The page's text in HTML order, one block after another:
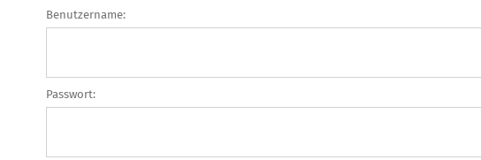
Benutzername:
Passwort: